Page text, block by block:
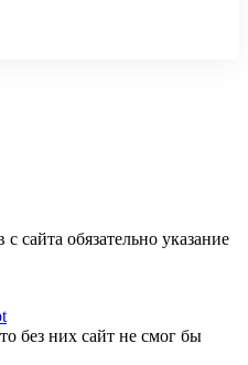
сайта обязательно указание
без них сайт не смог бы